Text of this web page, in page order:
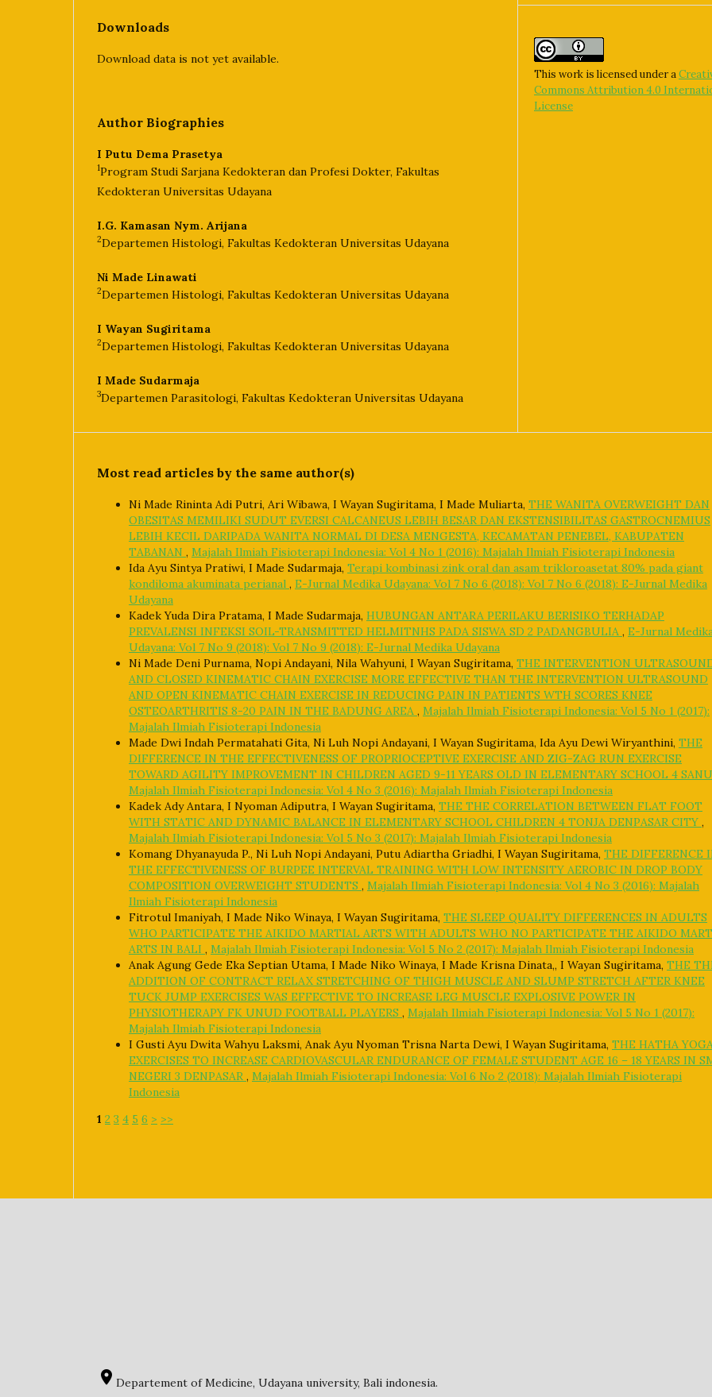
Downloads
Download data is not yet available.
Author Biographies
I Putu Dema Prasetya
1Program Studi Sarjana Kedokteran dan Profesi Dokter, Fakultas
Kedokteran Universitas Udayana
I.G. Kamasan Nym. Arijana
2Departemen Histologi, Fakultas Kedokteran Universitas Udayana
Ni Made Linawati
2Departemen Histologi, Fakultas Kedokteran Universitas Udayana
I Wayan Sugiritama
2Departemen Histologi, Fakultas Kedokteran Universitas Udayana
I Made Sudarmaja
3Departemen Parasitologi, Fakultas Kedokteran Universitas Udayana
This work is licensed under a
Commons Attribution 4.0
License
Most read articles by the same author(s)
Ni Made Rininta Adi Putri, Ari Wibawa, I Wayan Sugiritama, I Made Muliarta, THE WANITA OVERWEIGHT DAN
OBESITAS MEMILIKI SUDUT EVERSI CALCANEUS LEBIH BESAR DAN EKSTENSIBILITAS GASTROCNEMIUS
LEBIH KECIL DARIPADA WANITA NORMAL DI DESA MENGESTA, KECAMATAN PENEBEL, KABUPATEN
TABANAN , Majalah Ilmiah Fisioterapi Indonesia: Vol 4 No 1 (2016): Majalah Ilmiah Fisioterapi Indonesia
Ida Ayu Sintya Pratiwi, I Made Sudarmaja, Terapi kombinasi zink oral dan asam trikloroasetat 80% pada giant
kondiloma akuminata perianal , E-Jurnal Medika Udayana: Vol 7 No 6 (2018): Vol 7 No 6 (2018): E-Jurnal Medika
Udayana
Kadek Yuda Dira Pratama, I Made Sudarmaja, HUBUNGAN ANTARA PERILAKU BERISIKO TERHADAP
PREVALENSI INFEKSI SOIL-TRANSMITTED HELMITNHS PADA SISWA SD 2 PADANGBULIA , E-Jurnal
Udayana: Vol 7 No 9 (2018): Vol 7 No 9 (2018): E-Jurnal Medika Udayana
Ni Made Deni Purnama, Nopi Andayani, Nila Wahyuni, I Wayan Sugiritama, THE INTERVENTION
AND CLOSED KINEMATIC CHAIN EXERCISE MORE EFFECTIVE THAN THE INTERVENTION ULTRASOUND
AND OPEN KINEMATIC CHAIN EXERCISE IN REDUCING PAIN IN PATIENTS WTH SCORES KNEE
OSTEOARTHRITIS 8-20 PAIN IN THE BADUNG AREA , Majalah Ilmiah Fisioterapi Indonesia: Vol 5 No 1 (2017):
Majalah Ilmiah Fisioterapi Indonesia
Made Dwi Indah Permatahati Gita, Ni Luh Nopi Andayani, I Wayan Sugiritama, Ida Ayu Dewi Wiryanthini, THE
DIFFERENCE IN THE EFFECTIVENESS OF PROPRIOCEPTIVE EXERCISE AND ZIG-ZAG RUN EXERCISE
TOWARD AGILITY IMPROVEMENT IN CHILDREN AGED 9-11 YEARS OLD IN ELEMENTARY SCHOOL 4
Majalah Ilmiah Fisioterapi Indonesia: Vol 4 No 3 (2016): Majalah Ilmiah Fisioterapi Indonesia
Kadek Ady Antara, I Nyoman Adiputra, I Wayan Sugiritama, THE THE CORRELATION BETWEEN FLAT FOOT
WITH STATIC AND DYNAMIC BALANCE IN ELEMENTARY SCHOOL CHILDREN 4 TONJA DENPASAR CITY ,
Majalah Ilmiah Fisioterapi Indonesia: Vol 5 No 3 (2017): Majalah Ilmiah Fisioterapi Indonesia
Komang Dhyanayuda P., Ni Luh Nopi Andayani, Putu Adiartha Griadhi, I Wayan Sugiritama, THE DIFFERENCE
THE EFFECTIVENESS OF BURPEE INTERVAL TRAINING WITH LOW INTENSITY AEROBIC IN DROP BODY
COMPOSITION OVERWEIGHT STUDENTS , Majalah Ilmiah Fisioterapi Indonesia: Vol 4 No 3 (2016): Majalah
Ilmiah Fisioterapi Indonesia
Fitrotul Imaniyah, I Made Niko Winaya, I Wayan Sugiritama, THE SLEEP QUALITY DIFFERENCES IN ADULTS
WHO PARTICIPATE THE AIKIDO MARTIAL ARTS WITH ADULTS WHO NO PARTICIPATE THE AIKIDO
ARTS IN BALI , Majalah Ilmiah Fisioterapi Indonesia: Vol 5 No 2 (2017): Majalah Ilmiah Fisioterapi Indonesia
Anak Agung Gede Eka Septian Utama, I Made Niko Winaya, I Made Krisna Dinata,, I Wayan Sugiritama, THE
ADDITION OF CONTRACT RELAX STRETCHING OF THIGH MUSCLE AND SLUMP STRETCH AFTER KNEE
TUCK JUMP EXERCISES WAS EFFECTIVE TO INCREASE LEG MUSCLE EXPLOSIVE POWER IN
PHYSIOTHERAPY FK UNUD FOOTBALL PLAYERS , Majalah Ilmiah Fisioterapi Indonesia: Vol 5 No 1 (2017):
Majalah Ilmiah Fisioterapi Indonesia
I Gusti Ayu Dwita Wahyu Laksmi, Anak Ayu Nyoman Trisna Narta Dewi, I Wayan Sugiritama, THE HATHA
EXERCISES TO INCREASE CARDIOVASCULAR ENDURANCE OF FEMALE STUDENT AGE 16 – 18 YEARS IN
NEGERI 3 DENPASAR , Majalah Ilmiah Fisioterapi Indonesia: Vol 6 No 2 (2018): Majalah Ilmiah Fisioterapi
Indonesia
1 2 3 4 5 6 > >>
Departement of Medicine, Udayana university, Bali indonesia.